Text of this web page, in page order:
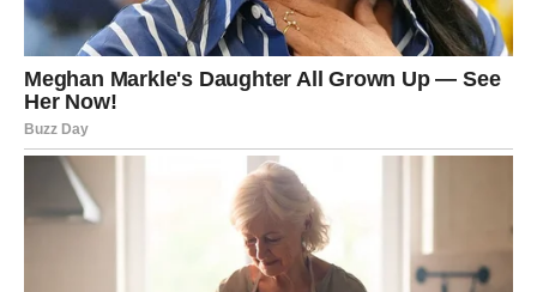
tvoju vrednost i da ti vrati veru u emocije.
Posao, novac i lična snaga
Na poslovnom planu, sledeća nedelja donosistabilizaciju
i potvrdu
. Možda nećeš odmah dobiti sve odgovore, ali
ćeš osetiti da se tvoj trud vidi. Nadređeni, saradnici ili
klijenti mogu promeniti stav prema tebi. Ono što si radio u
tišini sada izlazi na površinu.